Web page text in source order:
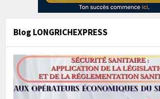
Blog LONGRICHEXPRESS